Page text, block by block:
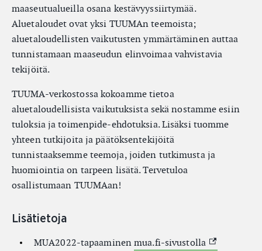
maaseutualueilla osana kestävyyssiirtymää.
Aluetaloudet ovat yksi TUUMAn teemoista;
aluetaloudellisten vaikutusten ymmärtäminen auttaa
tunnistamaan maaseudun elinvoimaa vahvistavia
tekijöitä.
TUUMA-verkostossa kokoamme tietoa
aluetaloudellisista vaikutuksista sekä nostamme esiin
tuloksia ja toimenpide-ehdotuksia. Lisäksi tuomme
yhteen tutkijoita ja päätöksentekijöitä
tunnistaaksemme teemoja, joiden tutkimusta ja
huomiointia on tarpeen lisätä. Tervetuloa
osallistumaan TUUMAan!
Lisätietoja
MUA2022-tapaaminenmua.fi-sivustolla (External